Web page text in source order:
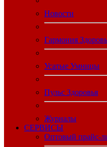
Новости
Гармония
Усатые Умницы
Пульс Здоровья
Журналы
CЕРВИСЫ
Оптовый прайс-